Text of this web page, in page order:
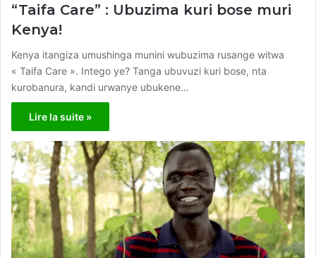
“Taifa Care” : Ubuzima kuri bose muri
Kenya!
Kenya itangiza umushinga munini wubuzima rusange witwa
« Taifa Care ». Intego ye? Tanga ubuvuzi kuri bose, nta
kurobanura, kandi urwanye ubukene…
Lire la suite »